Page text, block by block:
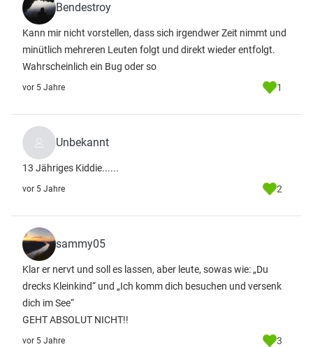
Bendestroy
Kann mir nicht vorstellen, dass sich irgendwer Zeit nimmt und
minütlich mehreren Leuten folgt und direkt wieder entfolgt.
Wahrscheinlich ein Bug oder so
vor 5 Jahre 1
Unbekannt
13 Jähriges Kiddie......
vor 5 Jahre 2
sammy05
Klar er nervt und soll es lassen, aber leute, sowas wie: „Du
drecks Kleinkind“ und „Ich komm dich besuchen und versenk
dich im See“
GEHT ABSOLUT NICHT!!
vor 5 Jahre 3